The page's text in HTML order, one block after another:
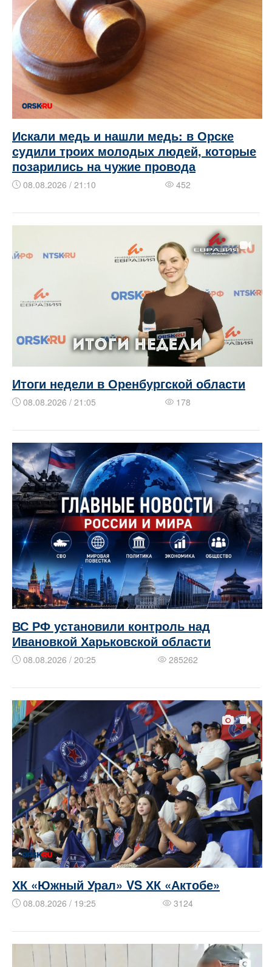
Искали медь и нашли медь: в Орске
судили троих молодых людей, которые
позарились на чужие провода
08.08.2026 / 21:10 452
Итоги недели в Оренбургской области
08.08.2026 / 21:05 178
ВС РФ установили контроль над
Ивановкой Харьковской области
08.08.2026 / 20:25 285262
ХК «Южный Урал» VS ХК «Актобе»
08.08.2026 / 19:25 3124